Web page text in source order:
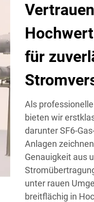
für
Als
bieten wir
darunter SF6-
Anlagen
Genauigkeit aus
unter rauen
breitflächig in